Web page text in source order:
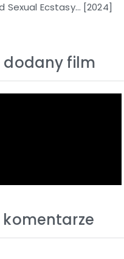
Sexual Ecstasy… [2024]
film